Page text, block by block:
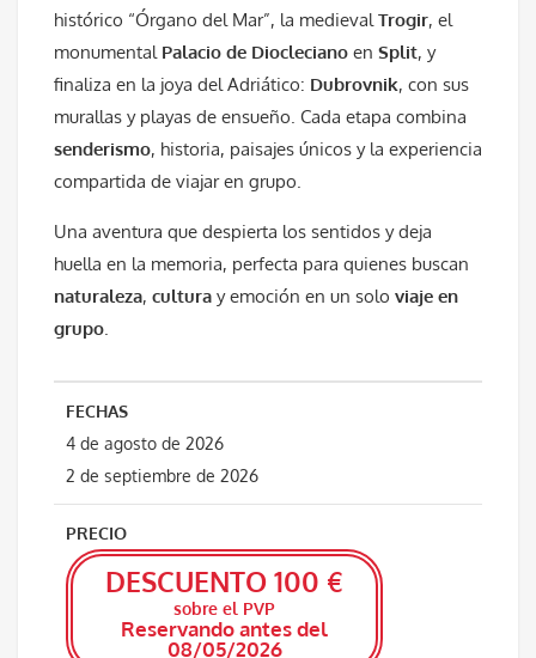
histórico “Órgano del Mar”, la medievalTrogir, el
monumental Palacio de Diocleciano en Split, y
finaliza en la joya del Adriático: Dubrovnik, con sus
murallas y playas de ensueño. Cada etapa combina
senderismo, historia, paisajes únicos y la experiencia
compartida de viajar en grupo.
Una aventura que despierta los sentidos y deja
huella en la memoria, perfecta para quienes buscan
naturaleza, cultura y emoción en un solo viaje en
grupo.
FECHAS
4 de agosto de 2026
2 de septiembre de 2026
PRECIO
DESCUENTO 100 €
sobre el PVP
Reservando antes del
08/05/2026